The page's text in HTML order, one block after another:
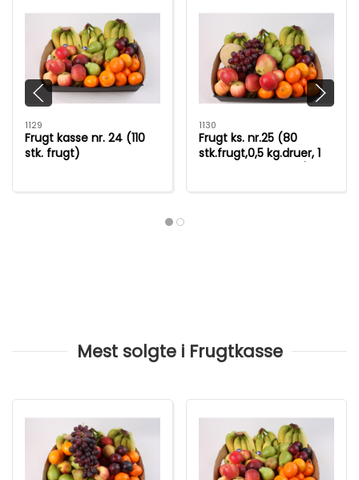
1129
Frugt kasse nr. 24 (110
stk. frugt)
1130
Frugt ks. nr.25 (80
stk.frugt,0,5 kg.druer, 1
Mest solgte i Frugtkasse